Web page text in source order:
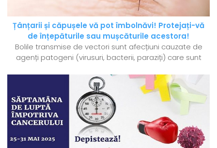
Țânțarii și căpușele vă pot îmbolnăvi! Protejați-vă
de înțepăturile sau mușcăturile acestora!
Bolile transmise de vectori sunt afecțiuni cauzate de
agenți patogeni (virusuri, bacterii, paraziți) care sunt